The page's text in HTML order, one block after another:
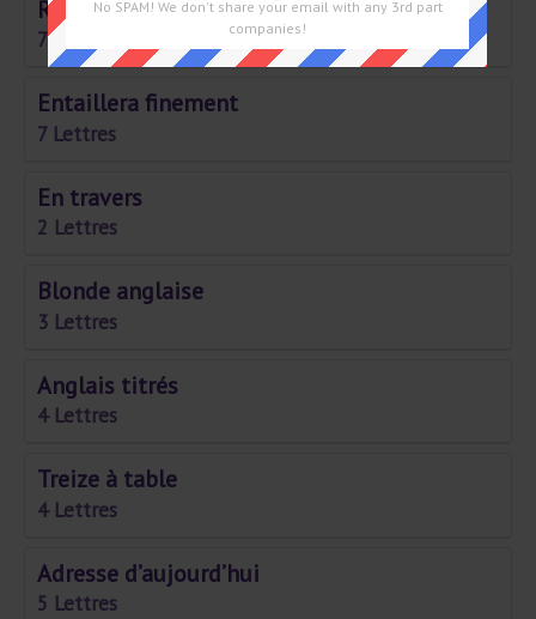
Roulent en bordure
7 Lettres
Entaillera finement
7 Lettres
En travers
2 Lettres
Blonde anglaise
3 Lettres
Anglais titrés
4 Lettres
Treize à table
4 Lettres
Adresse d’aujourd’hui
5 Lettres
No SPAM! We don't share your email with any 3rd part
companies!